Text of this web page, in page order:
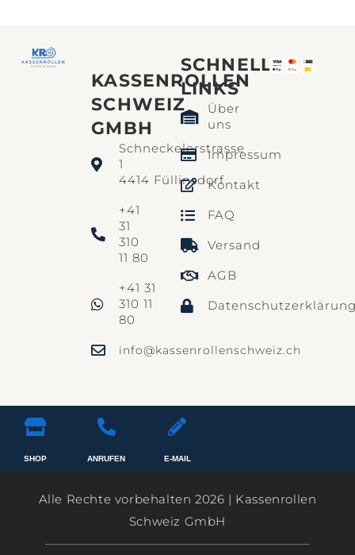
KASSENROLLEN
SCHWEIZ
GMBH
Schneckelerstrasse
1
4414 Füllinsdorf
+41
31
310
11 80
+41 31
310 11
80
info@kassenrollenschweiz.ch
SCHNELLE
LINKS​
Über
uns
Impressum
Kontakt
FAQ
Versand
AGB
SHOP ANRUFEN E-MAIL
Alle Rechte vorbehalten 2026 | Kassenrollen
Schweiz GmbH